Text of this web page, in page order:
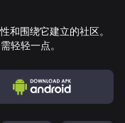
和围绕它建立的社区。
轻轻一点。